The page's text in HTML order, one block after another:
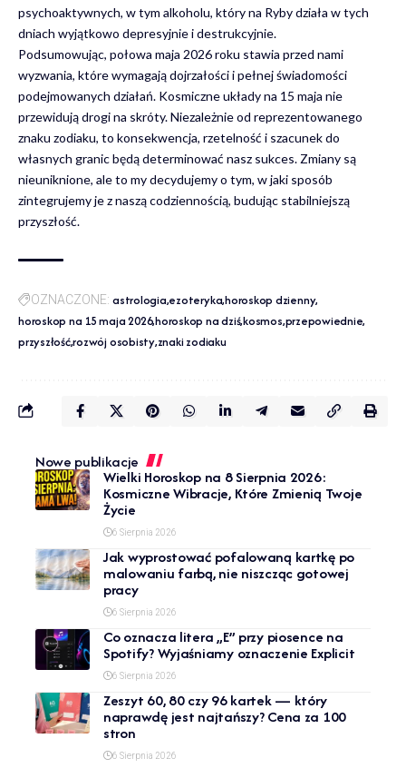
psychoaktywnych, w tym alkoholu, który na Ryby działa w tych
dniach wyjątkowo depresyjnie i destrukcyjnie.
Podsumowując, połowa maja 2026 roku stawia przed nami
wyzwania, które wymagają dojrzałości i pełnej świadomości
podejmowanych działań. Kosmiczne układy na 15 maja nie
przewidują drogi na skróty. Niezależnie od reprezentowanego
znaku zodiaku, to konsekwencja, rzetelność i szacunek do
własnych granic będą determinować nasz sukces. Zmiany są
nieuniknione, ale to my decydujemy o tym, w jaki sposób
zintegrujemy je z naszą codziennością, budując stabilniejszą
przyszłość.
OZNACZONE: astrologia ezoterykahoroskop dzienny
horoskop na 15 maja 2026horoskop na dziśkosmos przepowiednie
przyszłośćrozwój osobisty znaki zodiaku
Nowe publikacje
Wielki Horoskop na 8 Sierpnia 2026:
Kosmiczne Wibracje, Które Zmienią Twoje
Życie
6 Sierpnia 2026
Jak wyprostować pofalowaną kartkę po
malowaniu farbą, nie niszcząc gotowej
pracy
6 Sierpnia 2026
Co oznacza litera „E” przy piosence na
Spotify? Wyjaśniamy oznaczenie Explicit
6 Sierpnia 2026
Zeszyt 60, 80 czy 96 kartek — który
naprawdę jest najtańszy? Cena za 100
stron
6 Sierpnia 2026